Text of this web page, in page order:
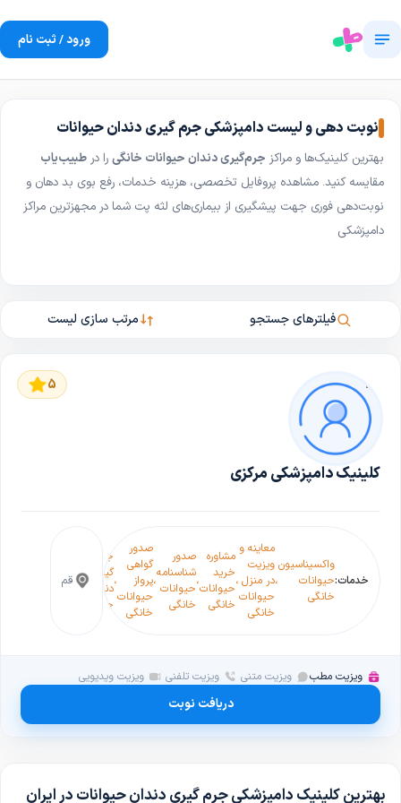
ورود / ثبت نام
نوبت دهی و لیست دامپزشکی جرم گیری دندان حیوانات
بهترین کلینیک‌ها و مراکز جرم‌گیری دندان حیوانات خانگیرا در طبیب‌یاب
مقایسه کنید. مشاهده پروفایل تخصصی، هزینه‌ خدمات، رفع بوی بد دهان و
نوبت‌دهی فوری جهت پیشگیری از بیماری‌های لثه پت شما در مجهزترین مراکز
دامپزشکی
فیلترهای جستجو مرتب سازی لیست
5
کلینیک دامپزشکی مرکزی
خدمات:
واکسیناسیون
حیوانات
خانگی
،
معاینه و
ویزیت
در منزل
حیوانات
خانگی
،
مشاوره
خرید
حیوانات
خانگی
،
صدور
شناسنامه
حیوانات
خانگی
،
صدور
گواهی
پرواز
حیوانات
خانگی
،
جرم
گیری
دندان
حیوانات
، حیوانات
قم
ویزیت مطب ویزیت متنی ویزیت تلفنی ویزیت ویدیویی
دریافت نوبت
بهترین کلینیک دامپزشکی جرم گیری دندان حیوانات در ایران